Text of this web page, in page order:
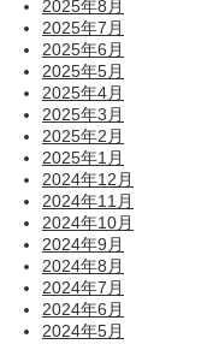
2025年8月
2025年7月
2025年6月
2025年5月
2025年4月
2025年3月
2025年2月
2025年1月
2024年12月
2024年11月
2024年10月
2024年9月
2024年8月
2024年7月
2024年6月
2024年5月